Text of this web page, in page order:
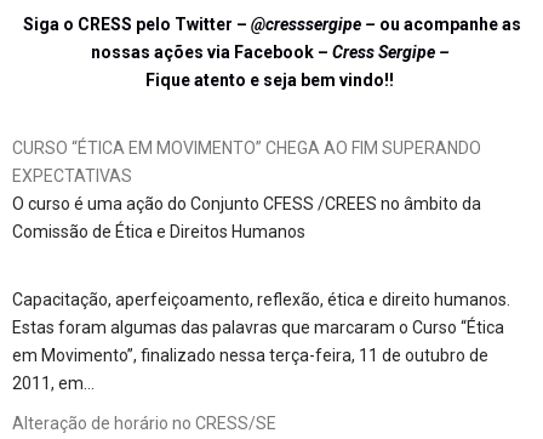
Siga o CRESS pelo Twitter – @cresssergipe –ou acompanhe as
nossas ações via Facebook – Cress Sergipe –
Fique atento e seja bem vindo!!
CURSO “ÉTICA EM MOVIMENTO” CHEGA AO FIM SUPERANDO
EXPECTATIVAS
O curso é uma ação do Conjunto CFESS /CREES no âmbito da
Comissão de Ética e Direitos Humanos
Capacitação, aperfeiçoamento, reflexão, ética e direito humanos.
Estas foram algumas das palavras que marcaram o Curso “Ética
em Movimento”, finalizado nessa terça-feira, 11 de outubro de
2011, em…
Alteração de horário no CRESS/SE